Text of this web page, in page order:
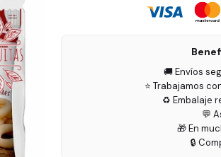
🚚 Envíos
⭐ Trabajamos
♻️ Embalaje
💬
🎁 En
🔒